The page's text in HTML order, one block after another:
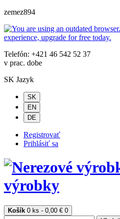
zemez894
Telefón: +421 46 542 52 37
v prac. dobe
SK Jazyk
SK
EN
DE
Registrovať
Prihlásiť sa
Košík 0 ks - 0,00 € 0